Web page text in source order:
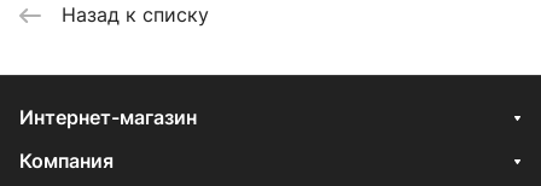
Назад к списку
Интернет-магазин
Компания